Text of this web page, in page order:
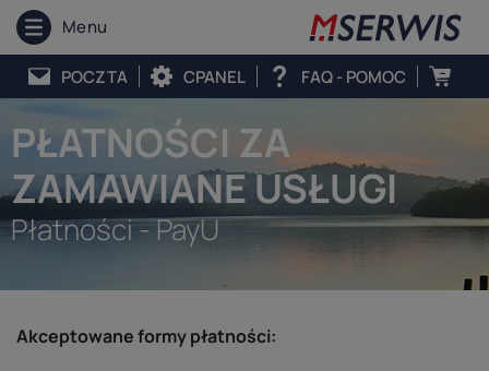
Menu
POCZTA CPANEL FAQ - POMOC
PŁATNOŚCI ZA
ZAMAWIANE USŁUGI
Płatności - PayU
Akceptowane formy płatności: